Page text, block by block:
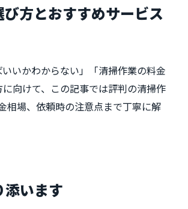
方とおすすめサービス
いかわからない」「清掃作業の料金
向けて、この記事では評判の清掃作
相場、依頼時の注意点まで丁寧に解
います